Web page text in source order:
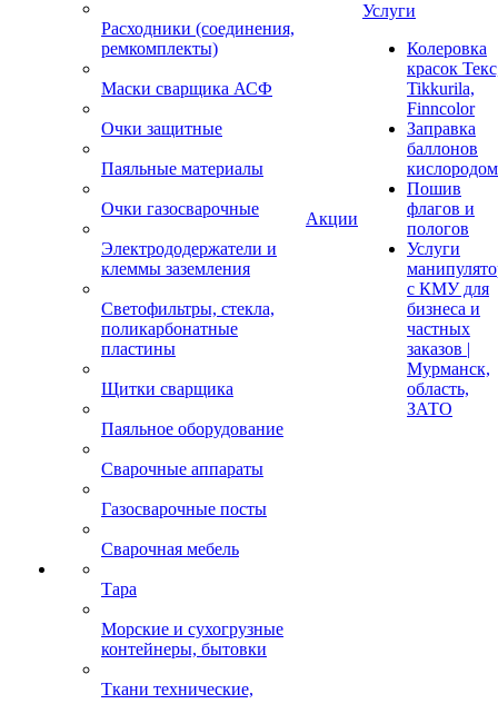
Расходники (соединения,
ремкомплекты)
Маски сварщика АСФ
Очки защитные
Паяльные материалы
Очки газосварочные
Электрододержатели и
клеммы заземления
Светофильтры, стекла,
поликарбонатные
пластины
Щитки сварщика
Паяльное оборудование
Сварочные аппараты
Газосварочные посты
Сварочная мебель
Тара
Морские и сухогрузные
контейнеры, бытовки
Ткани технические,
Акции
Услуги
Колеровка
красок
Tikkurila,
Finncolor
Заправка
баллонов
кислородом
Пошив
флагов и
пологов
Услуги
с КМУ для
бизнеса и
частных
заказов |
Мурманск,
область,
ЗАТО